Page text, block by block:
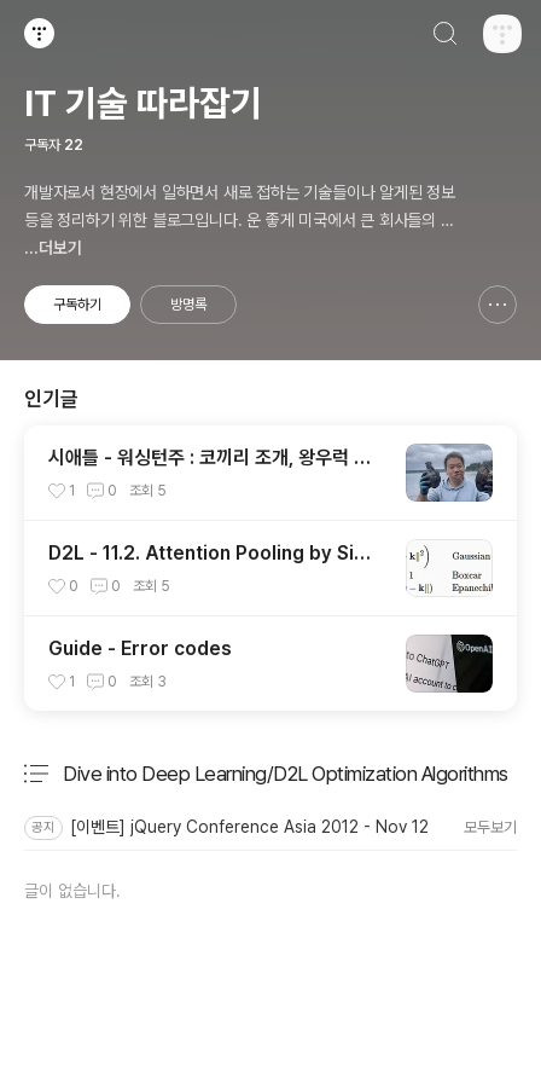
IT 기술 따라잡기
구독자 22
개발자로서 현장에서 일하면서 새로 접하는 기술들이나 알게된 정보
등을 정리하기 위한 블로그입니다. 운 좋게 미국에서 큰 회사들의 프
로젝트에서 컬설턴트로 일하고 있어서 새로운 기술들을 접할 기회가
분들과 정보를 공유하고 싶습니다.
...더보기
구독하기 방명록
인기글
시애틀 - 워싱턴주 : 코끼리 조개, 왕우럭 조
개, 굴, 홍합이 널려 있는 집 근처 해변.
1 0 조회 5
D2L - 11.2. Attention Pooling by Simil
arity
0 0 조회 5
Guide - Error codes
1 0 조회 3
Dive into Deep Learning/D2L Optimization Algorithms
공지 [이벤트] jQuery Conference Asia 2012 - Nov 12 모두보기
글이 없습니다.